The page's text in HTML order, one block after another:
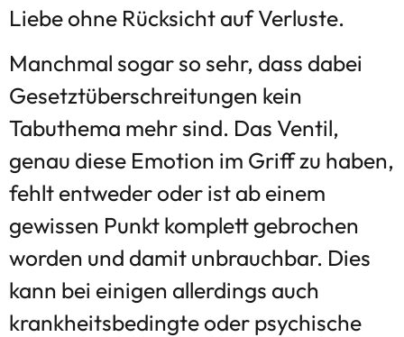
Liebe ohne Rücksicht auf Verluste.
Manchmal sogar so sehr, dass dabei
Gesetztüberschreitungen kein
Tabuthema mehr sind. Das Ventil,
genau diese Emotion im Griff zu haben,
fehlt entweder oder ist ab einem
gewissen Punkt komplett gebrochen
worden und damit unbrauchbar. Dies
kann bei einigen allerdings auch
krankheitsbedingte oder psychische